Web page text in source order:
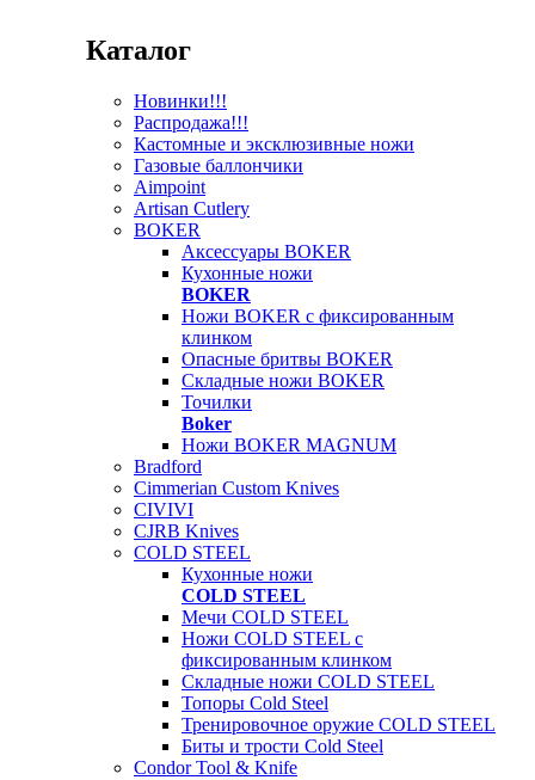
Каталог
Новинки!!!
Распродажа!!!
Кастомные и эксклюзивные ножи
Газовые баллончики
Aimpoint
Artisan Cutlery
BOKER
Аксессуары BOKER
Кухонные ножи
BOKER
Ножи BOKER с фиксированным
клинком
Опасные бритвы BOKER
Складные ножи BOKER
Точилки
Boker
Ножи BOKER MAGNUM
Bradford
Cimmerian Custom Knives
CIVIVI
CJRB Knives
COLD STEEL
Кухонные ножи
COLD STEEL
Мечи COLD STEEL
Ножи COLD STEEL с
фиксированным клинком
Складные ножи COLD STEEL
Топоры Cold Steel
Тренировочное оружие COLD STEEL
Биты и трости Cold Steel
Condor Tool & Knife